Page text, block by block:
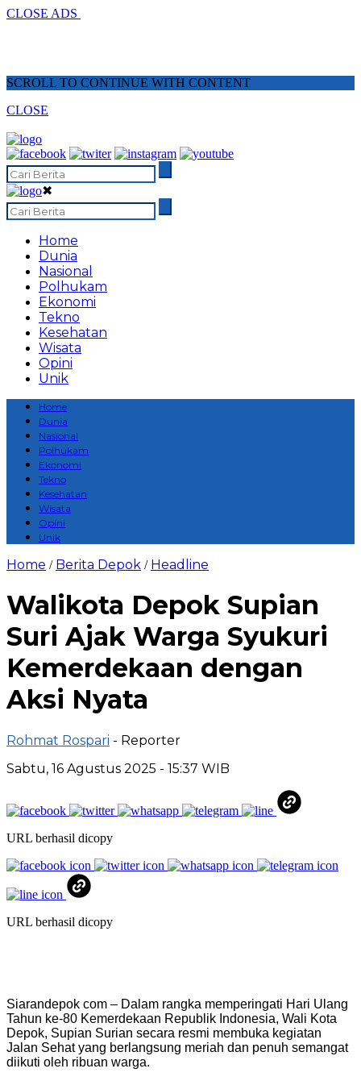
CLOSE ADS
SCROLL TO CONTINUE WITH CONTENT
CLOSE
✖
Home
Dunia
Nasional
Polhukam
Ekonomi
Tekno
Kesehatan
Wisata
Opini
Unik
Home
Dunia
Nasional
Polhukam
Ekonomi
Tekno
Kesehatan
Wisata
Opini
Unik
Home / Berita Depok / Headline
Walikota Depok Supian
Suri Ajak Warga Syukuri
Kemerdekaan dengan
Aksi Nyata
Rohmat Rospari - Reporter
Sabtu, 16 Agustus 2025 - 15:37 WIB
URL berhasil dicopy
URL berhasil dicopy
Siarandepok com – Dalam rangka memperingati Hari Ulang
Tahun ke-80 Kemerdekaan Republik Indonesia, Wali Kota
Depok, Supian Surian secara resmi membuka kegiatan
Jalan Sehat yang berlangsung meriah dan penuh semangat
diikuti oleh ribuan warga.